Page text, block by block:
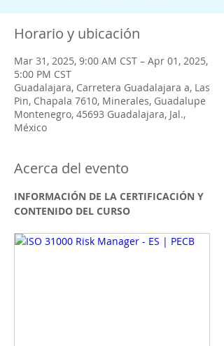
Horario y ubicación
Mar 31, 2025, 9:00 AM CST – Apr 01, 2025,
5:00 PM CST
Guadalajara, Carretera Guadalajara a, Las
Pin, Chapala 7610, Minerales, Guadalupe
Montenegro, 45693 Guadalajara, Jal.,
México
Acerca del evento
INFORMACIÓN DE LA CERTIFICACIÓN Y
CONTENIDO DEL CURSO